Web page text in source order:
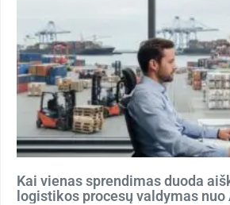
Kai vienas sprendimas duoda
logistikos procesų valdymas nuo